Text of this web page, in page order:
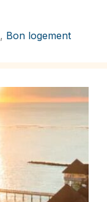
, Bon logement